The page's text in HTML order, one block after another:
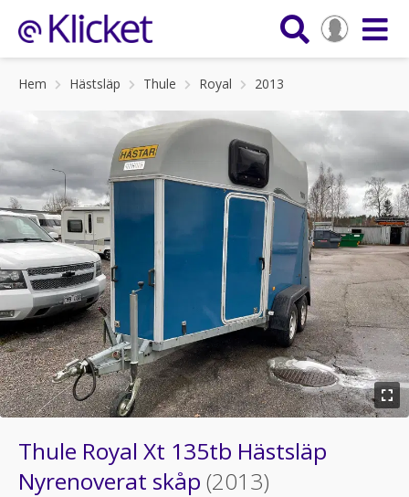
Hem Hästsläp Thule Royal 2013
Thule Royal Xt 135tb Hästsläp
Nyrenoverat skåp (2013)